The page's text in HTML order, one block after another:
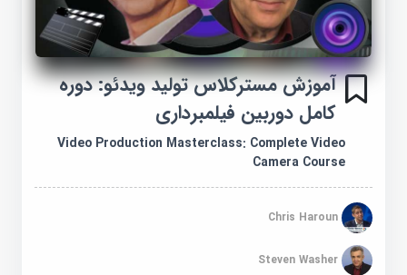
آموزش مسترکلاس تولید ویدئو: دوره
کامل دوربین فیلمبرداری
Video Production Masterclass: Complete Video
Camera Course
Chris Haroun
Steven Washer